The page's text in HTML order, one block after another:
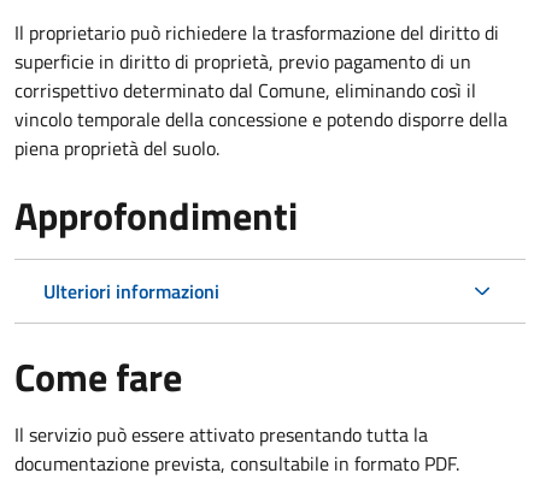
Il proprietario può richiedere la trasformazione del diritto di
superficie in diritto di proprietà, previo pagamento di un
corrispettivo determinato dal Comune, eliminando così il
vincolo temporale della concessione e potendo disporre della
piena proprietà del suolo.
Approfondimenti
Ulteriori informazioni
Come fare
Il servizio può essere attivato presentando tutta la
documentazione prevista, consultabile in formato PDF.